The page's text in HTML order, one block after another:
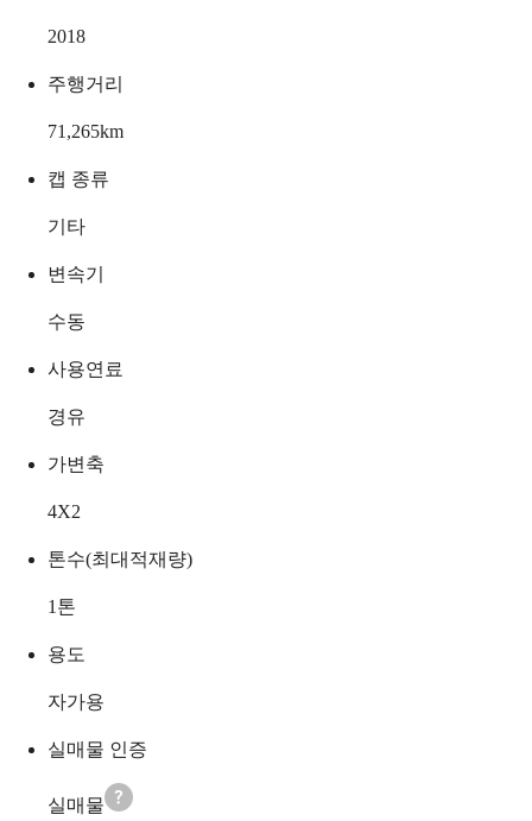
2018
주행거리
71,265km
캡 종류
기타
변속기
수동
사용연료
경유
가변축
4X2
톤수(최대적재량)
1 톤
용도
자가용
실매물 인증
실매물